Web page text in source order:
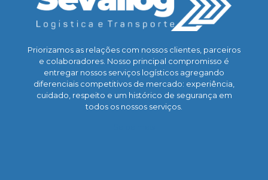
Priorizamos as relações com nossos clientes, parceiros
e colaboradores. Nosso principal compromisso é
entregar nossos serviços logísticos agregando
diferenciais competitivos de mercado: experiência,
cuidado, respeito e um histórico de segurança em
todos os nossos serviços.